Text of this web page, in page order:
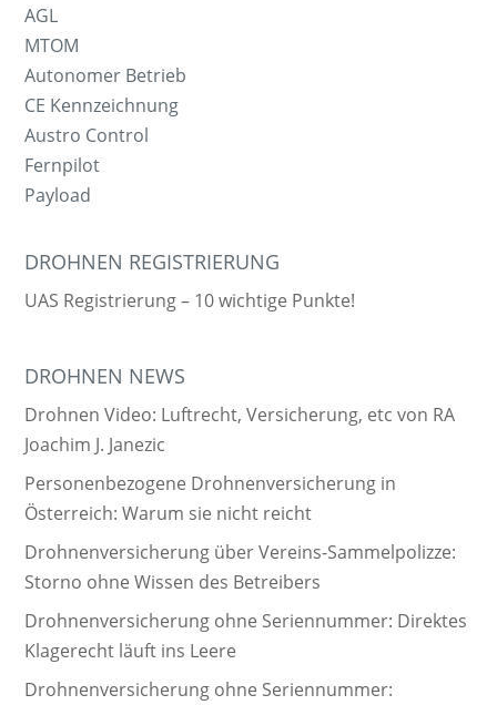
AGL
MTOM
Autonomer Betrieb
CE Kennzeichnung
Austro Control
Fernpilot
Payload
DROHNEN REGISTRIERUNG
UAS Registrierung – 10 wichtige Punkte!
DROHNEN NEWS
Drohnen Video: Luftrecht, Versicherung, etc von RA
Joachim J. Janezic
Personenbezogene Drohnenversicherung in
Österreich: Warum sie nicht reicht
Drohnenversicherung über Vereins-Sammelpolizze:
Storno ohne Wissen des Betreibers
Drohnenversicherung ohne Seriennummer: Direktes
Klagerecht läuft ins Leere
Drohnenversicherung ohne Seriennummer: